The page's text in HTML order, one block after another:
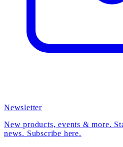
Newsletter
New products, events & more.
news. Subscribe here.